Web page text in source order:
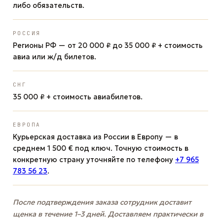
либо обязательств.
РОССИЯ
Регионы РФ — от 20 000 ₽ до 35 000 ₽ + стоимость
авиа или ж/д билетов.
СНГ
35 000 ₽ + стоимость авиабилетов.
ЕВРОПА
Курьерская доставка из России в Европу — в
среднем 1 500 € под ключ. Точную стоимость в
конкретную страну уточняйте по телефону +7 965
783 56 23.
После подтверждения заказа сотрудник доставит
щенка в течение 1–3 дней. Доставляем практически в